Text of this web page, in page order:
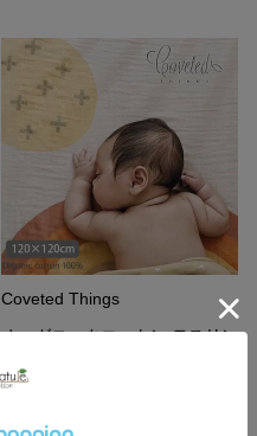
Coveted Things
オーガニックコットン モスリン